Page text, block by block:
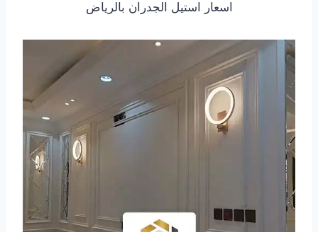
اسعار استيل الجدران بالرياض